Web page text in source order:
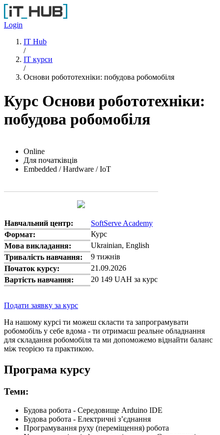
Перейти до основного вмісту
Login
IT Hub
/
IT курси
/
Основи робототехніки: побудова робомобіля
Курс Основи робототехніки:
побудова робомобіля
Online
Для початківців
Embedded / Hardware / IoT
Навчальний центр:
SoftServe Academy
Формат:
Курс
Мова викладання:
Ukrainian, English
Тривалість навчання:
9 тижнів
Початок курсу:
21.09.2026
Вартість навчання:
20 149 UAH за курс
Подати заявку за курс
На нашому курсі ти можеш скласти та запрограмувати
робомобіль у себе вдома - ти отримаєш реальне обладнання
для складання робомобіля та ми допоможемо віднайти баланс
між теорією та практикою.
Програма курсу
Теми:
Будова робота - Середовище Arduino IDE
Будова робота - Електричні з’єднання
Програмування руху (переміщення) робота